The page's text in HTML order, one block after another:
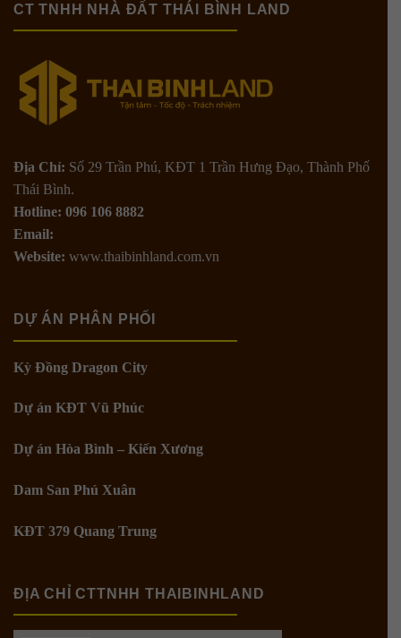
CT TNHH NHÀ ĐẤT THÁI BÌNH LAND
Địa Chỉ: Số 29 Trần Phú, KĐT 1 Trần Hưng Đạo, Thành Phố
Thái Bình.
Hotline: 096 106 8882
Email:
Website: www.thaibinhland.com.vn
DỰ ÁN PHÂN PHỐI
Kỳ Đồng Dragon City
Dự án KĐT Vũ Phúc
Dự án Hòa Bình – Kiến Xương
Dam San Phú Xuân
KĐT 379 Quang Trung
ĐỊA CHỈ CTTNHH THAIBINHLAND